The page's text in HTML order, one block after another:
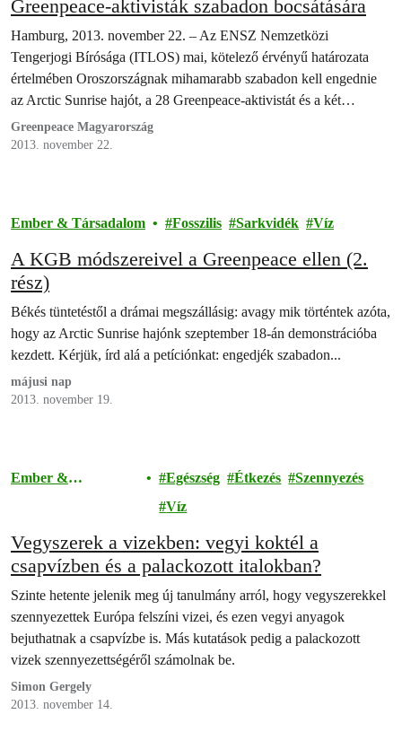
Greenpeace-aktivisták szabadon bocsátására
Hamburg, 2013. november 22. – Az ENSZ Nemzetközi
Tengerjogi Bírósága (ITLOS) mai, kötelező érvényű határozata
értelmében Oroszországnak mihamarabb szabadon kell engednie
az Arctic Sunrise hajót, a 28 Greenpeace-aktivistát és a két
szabadúszó újságírót. Hollandia cserébe 3,6 millió eurós
kötelezettségvállalást kell fizessen Oroszországnak.
Greenpeace Magyarország
2013. november 22.
Ember & Társadalom Fosszilis Sarkvidék Víz
A KGB módszereivel a Greenpeace ellen (2.
rész)
Békés tüntetéstől a drámai megszállásig: avagy mik történtek azóta,
hogy az Arctic Sunrise hajónk szeptember 18-án demonstrációba
kezdett. Kérjük, írd alá a petíciónkat: engedjék szabadon...
májusi nap
2013. november 19.
Ember &
Egészség Étkezés
Szennyezés
Víz
Vegyszerek a vizekben: vegyi koktél a
csapvízben és a palackozott italokban?
Szinte hetente jelenik meg új tanulmány arról, hogy vegyszerekkel
szennyezettek Európa felszíni vizei, és ezen vegyi anyagok
bejuthatnak a csapvízbe is. Más kutatások pedig a palackozott
vizek szennyezettségéről számolnak be.
Simon Gergely
2013. november 14.